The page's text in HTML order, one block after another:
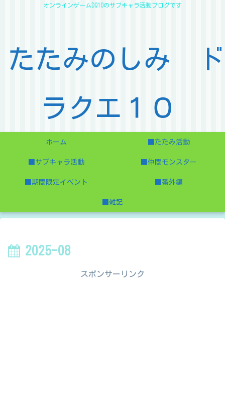
オンラインゲームDQ10のサブキャラ活動ブログです
たたみのしみ ド
ラクエ１０
ホーム ■たたみ活動
■サブキャラ活動 ■仲間モンスター
■期間限定イベント ■番外編
■雑記
2025-08
スポンサーリンク